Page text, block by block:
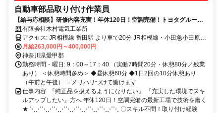
自動車部品取り付け作業員
【給与応相談】研修内容充実！年休120日！空調完備！トヨタグループ
の最新工場で取り付け技術を磨く★
有限会社木村電気工業所
アクセス: JR相模線 番田駅 より車で20分 JR相模線・小田急小田原線
厚木駅 より車で25分
月給263,000円～400,000円
神奈川県愛甲郡
勤務時間・曜日: 9：00～17：40 （実働7時間20分・休憩80分／残業
あり） ＜休憩時間多め＞ ◆昼休憩60分 ◆1日2回の10分休憩あり
（午前と午後） ＝メリハリつけて働けます
仕事内容: 『純正品を扱えるようになりたい』 『充実した環境でスキ
ルアップしたい』方へ 年休120日！空調完備の最新工場で技術を磨く
★ ⋱⋰⋱⋰⋱⋰⋱⋰⋱⋰⋱⋰⋱⋰⋱ 〇スキル不問！取り付け経験